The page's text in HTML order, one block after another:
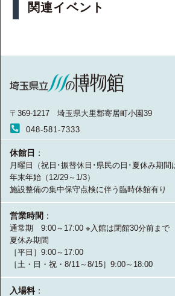
関連イベント
〒369-1217 埼玉県大里郡寄居町小園39
048-581-7333
休館日 ：
月曜日（祝日･振替休日･県民の日･夏休み期間
年末年始（12/29～1/3）
施設整備の集中保守点検に伴う臨時休館有り
営業時間 ：
通常期 9:00～17:00 ※入館は閉館30分前まで
夏休み期間
［平日］9:00～17:00
［土・日・祝・8/11～8/15］9:00～18:00
入場料：